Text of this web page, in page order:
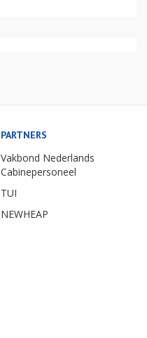
PARTNERS
Vakbond Nederlands
Cabinepersoneel
TUI
NEWHEAP